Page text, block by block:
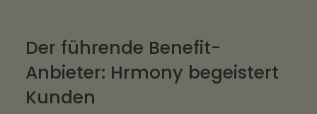
Der führende Benefit-
Anbieter: Hrmony begeistert
Kunden